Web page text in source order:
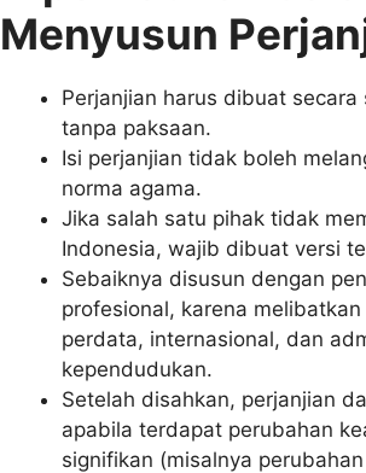
Menyusun
Perjanjian harus dibuat secara
tanpa paksaan.
Isi perjanjian tidak boleh
norma agama.
Jika salah satu pihak tidak
Indonesia, wajib dibuat versi
Sebaiknya disusun dengan
profesional, karena
perdata, internasional, dan
kependudukan.
Setelah disahkan, perjanjian
apabila terdapat perubahan
signifikan (misalnya perubahan